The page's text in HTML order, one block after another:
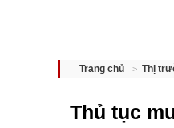
Trang chủ Thị
Thủ tục